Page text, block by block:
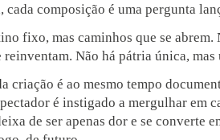
cada composição é uma pergunta
fixo, mas caminhos que se
reinventam. Não há pátria única,
criação é ao mesmo tempo
é instigado a mergulhar em
de ser apenas dor e se converte